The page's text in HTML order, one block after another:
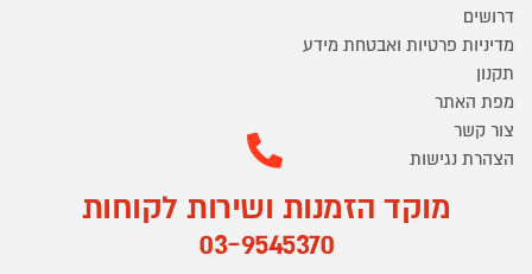
דרושים
מדיניות פרטיות ואבטחת מידע
תקנון
מפת האתר
צור קשר
הצהרת נגישות
מוקד הזמנות ושירות לקוחות
03-9545370